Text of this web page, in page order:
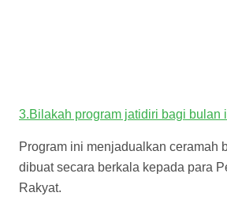
3.Bilakah program jatidiri bagi bulan
Program ini menjadualkan ceramah
dibuat secara berkala kepada para
Rakyat.